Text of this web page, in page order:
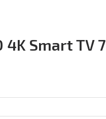
4K Smart TV 7